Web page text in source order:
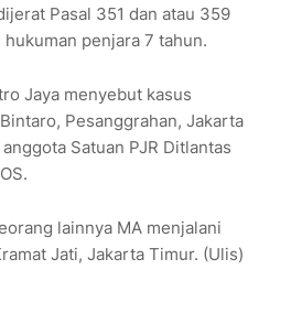
Pasal 351 dan atau 359
hukuman penjara 7 tahun.
Jaya menyebut kasus
Pesanggrahan, Jakarta
Satuan PJR Ditlantas
lainnya MA menjalani
Jati, Jakarta Timur. (Ulis)